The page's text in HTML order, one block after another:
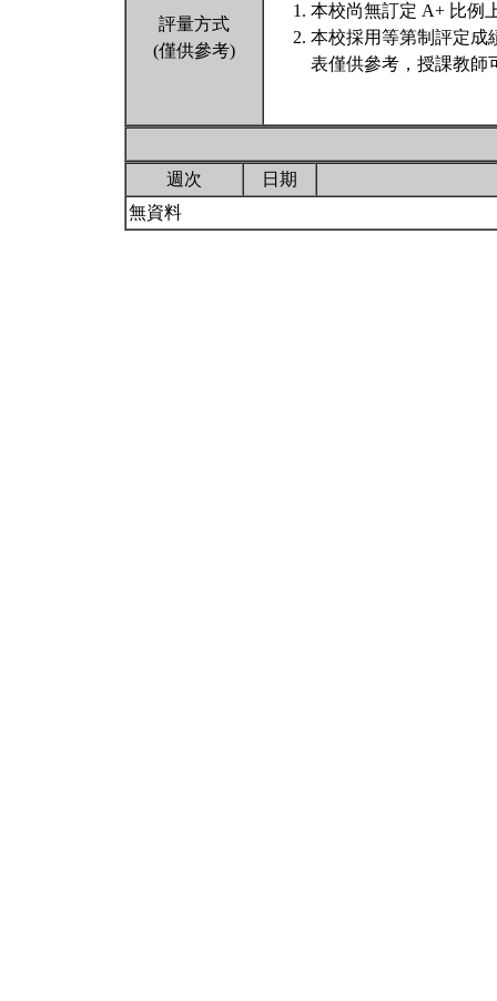
評量方式
(僅供參考)
本校尚無訂定 A+ 比例
本校採用等第制評定成
表僅供參考，授課教師
週次
日期
無資料